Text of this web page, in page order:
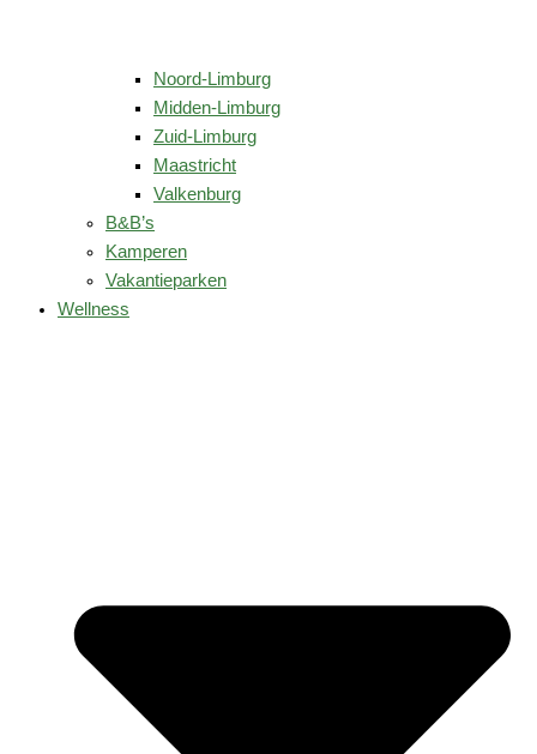
Noord-Limburg
Midden-Limburg
Zuid-Limburg
Maastricht
Valkenburg
B&B’s
Kamperen
Vakantieparken
Wellness